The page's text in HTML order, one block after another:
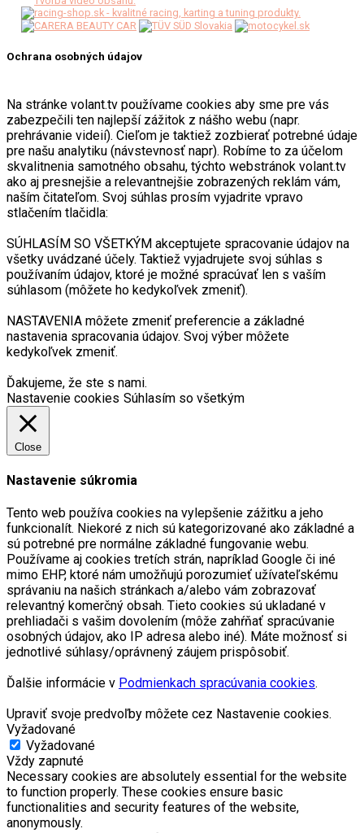
Ochrana osobných údajov
Na stránke volant.tv používame cookies aby sme pre vás
zabezpečili ten najlepší zážitok z nášho webu (napr.
prehrávanie videií). Cieľom je taktiež zozbierať potrebné údaje
pre našu analytiku (návstevnosť napr). Robíme to za účelom
skvalitnenia samotného obsahu, týchto webstránok volant.tv
ako aj presnejšie a relevantnejšie zobrazených reklám vám,
naším čitateľom. Svoj súhlas prosím vyjadrite vpravo
stlačením tlačidla:
SÚHLASÍM SO VŠETKÝM akceptujete spracovanie údajov na
všetky uvádzané účely. Taktiež vyjadrujete svoj súhlas s
používaním údajov, ktoré je možné spracúvať len s vaším
súhlasom (môžete ho kedykoľvek zmeniť).
NASTAVENIA môžete zmeniť preferencie a základné
nastavenia spracovania údajov. Svoj výber môžete
kedykoľvek zmeniť.
Ďakujeme, že ste s nami.
Nastavenie cookies Súhlasím so všetkým
Close
Nastavenie súkromia
Tento web používa cookies na vylepšenie zážitku a jeho
funkcionalít. Niekoré z nich sú kategorizované ako základné a
sú potrebné pre normálne základné fungovanie webu.
Používame aj cookies tretích strán, napríklad Google či iné
mimo EHP, ktoré nám umožňujú porozumieť užívateľskému
správaniu na našich stránkach a/alebo vám zobrazovať
relevantný komerčný obsah. Tieto cookies sú ukladané v
prehliadači s vašim dovolením (môže zahŕňať spracúvanie
osobných údajov, ako IP adresa alebo iné). Máte možnosť si
jednotlivé súhlasy/oprávnený záujem prispôsobiť.
Ďalšie informácie v Podmienkach spracúvania cookies.
Upraviť svoje predvoľby môžete cez Nastavenie cookies.
Vyžadované
Vyžadované
Vždy zapnuté
Necessary cookies are absolutely essential for the website
to function properly. These cookies ensure basic
functionalities and security features of the website,
anonymously.